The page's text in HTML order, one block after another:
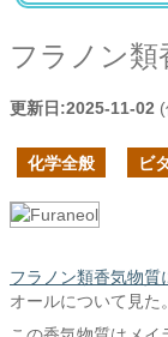
フラノン類
更新日:2025-11-02
化学全般 ビ
フラノン類香気物質
オールについて見た。